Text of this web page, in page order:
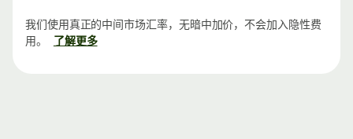
我们使用真正的中间市场汇率，无暗中加价，不会加入隐性费
用。
了解更多